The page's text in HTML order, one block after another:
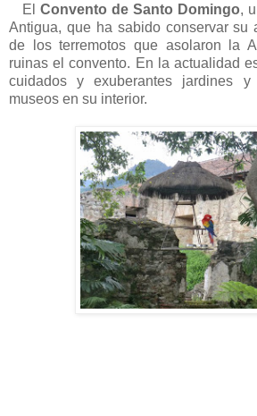
El Convento de Santo Domingo,
Antigua, que ha sabido conservar su
de los terremotos que asolaron la
ruinas el convento. En la actualidad
cuidados y exuberantes jardines
museos en su interior.